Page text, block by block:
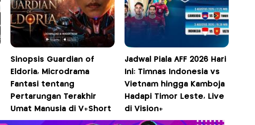
Sinopsis Guardian of
Eldoria, Microdrama
Fantasi tentang
Pertarungan Terakhir
Umat Manusia di V+Short
Jadwal Piala AFF 2026 Hari
Ini: Timnas Indonesia vs
Vietnam hingga Kamboja
Hadapi Timor Leste, Live
di Vision+